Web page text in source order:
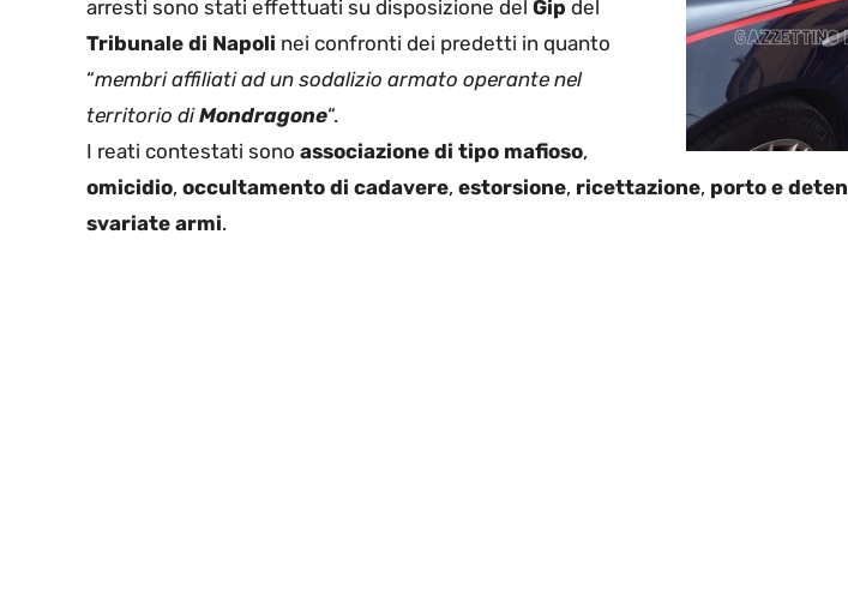
arresti sono stati effettuati su disposizione del Gip del
Tribunale di Napoli nei confronti dei predetti in quanto
“membri affiliati ad un sodalizio armato operante nel
territorio diMondragone“.
I reati contestati sono associazione di tipo mafioso,
omicidio, occultamento di cadavere, estorsione, ricettazione, porto e
svariate armi.